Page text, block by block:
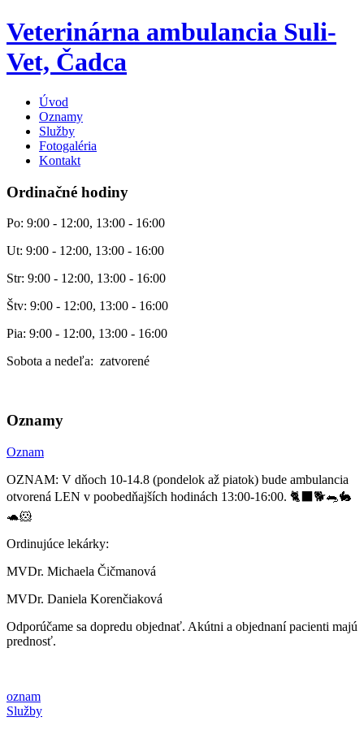
Veterinárna ambulancia Suli-
Vet, Čadca
Úvod
Oznamy
Služby
Fotogaléria
Kontakt
Ordinačné hodiny
Po: 9:00 - 12:00, 13:00 - 16:00
Ut: 9:00 - 12:00, 13:00 - 16:00
Str: 9:00 - 12:00, 13:00 - 16:00
Štv: 9:00 - 12:00, 13:00 - 16:00
Pia: 9:00 - 12:00, 13:00 - 16:00
Sobota a nedeľa: zatvorené
Oznamy
Oznam
OZNAM: V dňoch 10-14.8 (pondelok až piatok) bude ambulancia
otvorená LEN v poobedňajších hodinách 13:00-16:00. 🐈‍⬛🐕🐀🐇
🐢🐹
Ordinujúce lekárky:
MVDr. Michaela Čičmanová
MVDr. Daniela Korenčiaková
Odporúčame sa dopredu objednať. Akútni a objednaní pacienti majú
prednosť.
oznam
Služby